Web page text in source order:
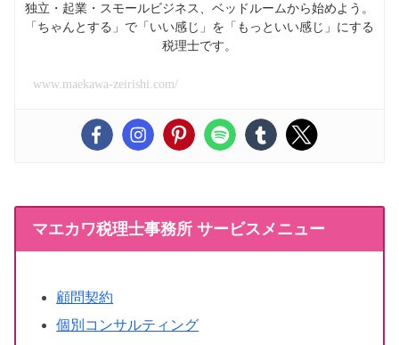
独立・起業・スモールビジネス、ベッドルームから始めよう。
「ちゃんとする」で「いい感じ」を「もっといい感じ」にする
税理士です。
www.maekawa-zeirishi.com/
マエカワ税理士事務所 サービスメニュー
顧問契約
個別コンサルティング